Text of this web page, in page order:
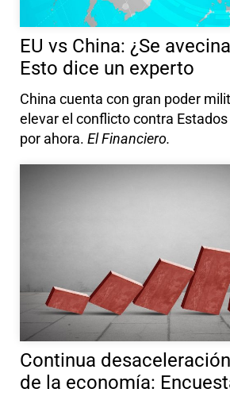
EU vs China: ¿Se
Esto dice un experto
China cuenta con gran poder
elevar el conflicto contra
por ahora. El Financiero.
Continua
de la economía: